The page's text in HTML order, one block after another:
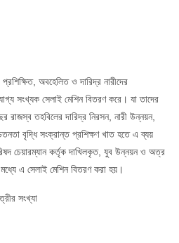
অবহেলিত ও দারিদ্র নারীদের
সংখ্যক সেলাই মেশিন বিতরণ করে। যা তাদের
তহবিলের দারিদ্র নিরসন, নারী উন্নয়ন,
বৃদ্ধি সংক্রান্ত প্রশিক্ষণ খাত হতে এ ব্যয়
চেয়ারম্যান কর্তৃক দাখিলকৃত, যুব উন্নয়ন ও অত্র
এ সেলাই মেশিন বিতরণ করা হয়।
সংখ্যা